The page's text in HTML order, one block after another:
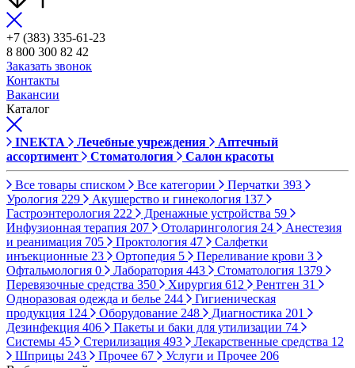
+7 (383) 335-61-23
8 800 300 82 42
Заказать звонок
Контакты
Вакансии
Каталог
INEKTA Лечебные учреждения
Аптечный
ассортимент
Стоматология Салон красоты
Все товары списком Все категории Перчатки 393
Урология 229 Акушерство и гинекология 137
Гастроэнтерология 222 Дренажные устройства 59
Инфузионная терапия 207 Отоларингология 24
Анестезия
и реанимация 705 Проктология 47
Салфетки
инъекционные 23 Ортопедия 5 Переливание крови 3
Офтальмология 0 Лаборатория 443 Стоматология 1379
Перевязочные средства 350 Хирургия 612 Рентген 31
Одноразовая одежда и белье 244
Гигиеническая
продукция 124 Оборудование 248 Диагностика 201
Дезинфекция 406 Пакеты и баки для утилизации 74
Системы 45 Стерилизация 493 Лекарственные средства 12
Шприцы 243 Прочее 67 Услуги и Прочее 206